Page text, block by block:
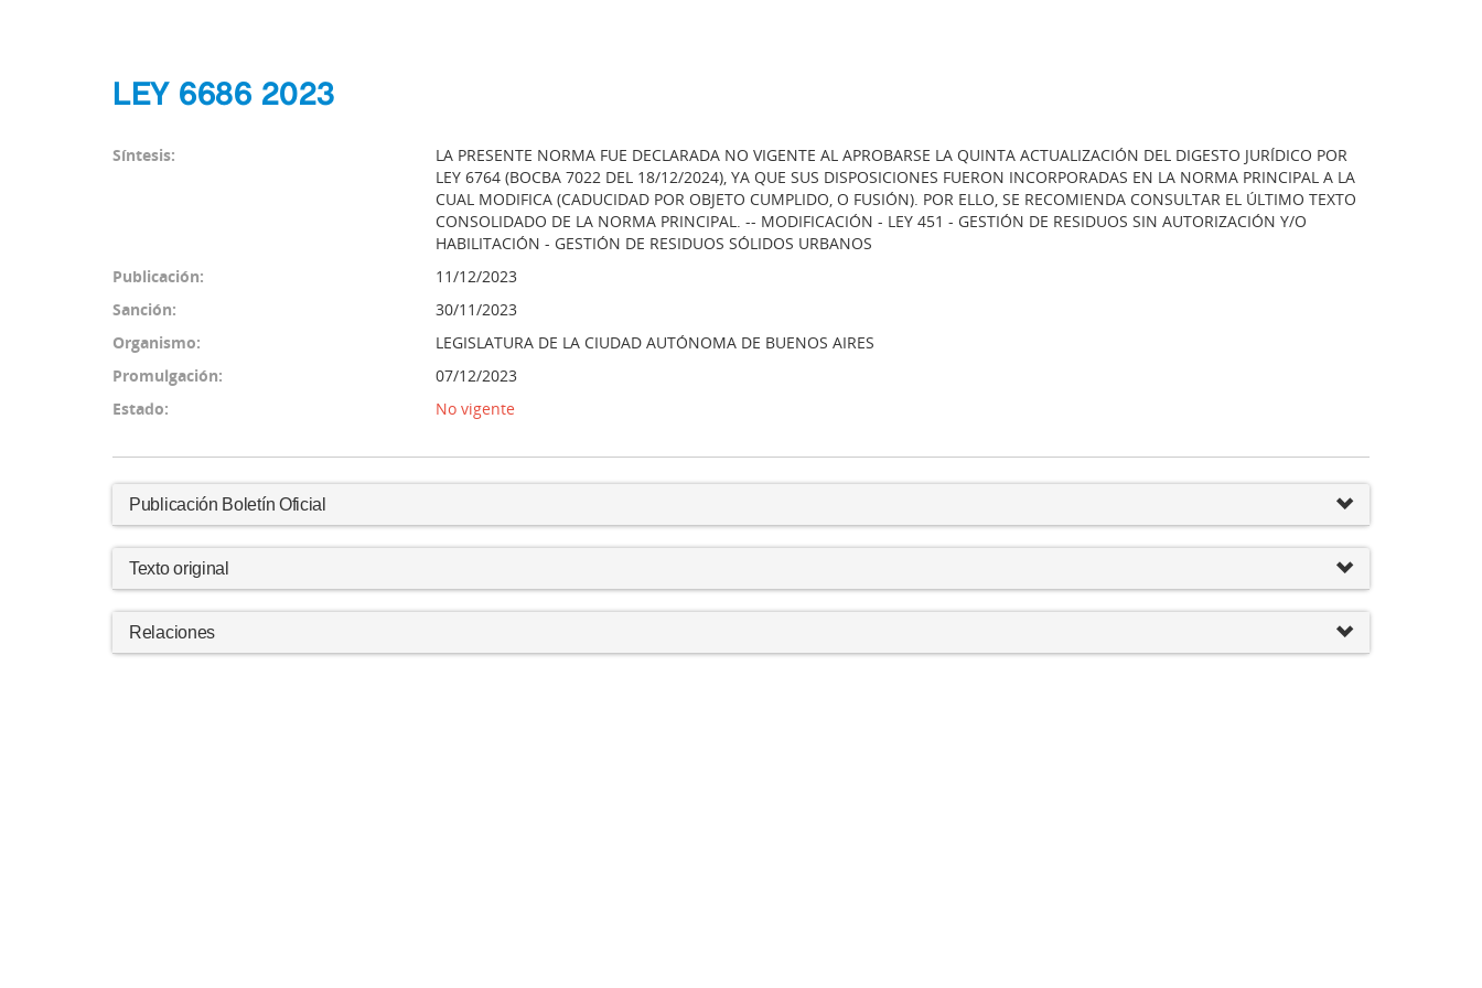
LEY 6686 2023
Síntesis:
LA PRESENTE NORMA FUE DECLARADA NO VIGENTE AL APROBARSE LA QUINTA ACTUALIZACIÓN DEL DIGESTO JURÍDICO POR
LEY 6764 (BOCBA 7022 DEL 18/12/2024), YA QUE SUS DISPOSICIONES FUERON INCORPORADAS EN LA NORMA PRINCIPAL A LA
CUAL MODIFICA (CADUCIDAD POR OBJETO CUMPLIDO, O FUSIÓN). POR ELLO, SE RECOMIENDA CONSULTAR EL ÚLTIMO TEXTO
CONSOLIDADO DE LA NORMA PRINCIPAL. -- MODIFICACIÓN - LEY 451 - GESTIÓN DE RESIDUOS SIN AUTORIZACIÓN Y/O
HABILITACIÓN - GESTIÓN DE RESIDUOS SÓLIDOS URBANOS
Publicación:
11/12/2023
Sanción:
30/11/2023
Organismo:
LEGISLATURA DE LA CIUDAD AUTÓNOMA DE BUENOS AIRES
Promulgación:
07/12/2023
Estado:
No vigente
Publicación Boletín Oficial
Texto original
Relaciones